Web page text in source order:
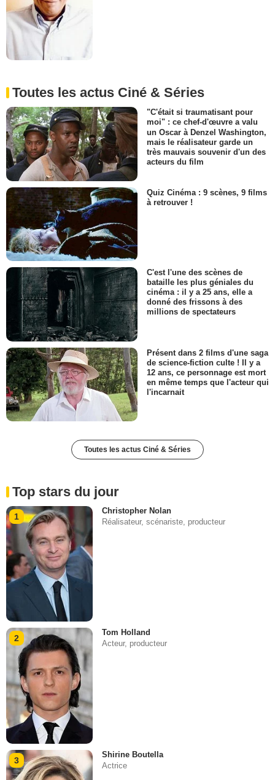
Toutes les actus Ciné & Séries
"C'était si traumatisant pour
moi" : ce chef-d'œuvre a valu
un Oscar à Denzel Washington,
mais le réalisateur garde un
très mauvais souvenir d'un des
acteurs du film
Quiz Cinéma : 9 scènes, 9 films
à retrouver !
C'est l'une des scènes de
bataille les plus géniales du
cinéma : il y a 25 ans, elle a
donné des frissons à des
millions de spectateurs
Présent dans 2 films d'une saga
de science-fiction culte ! Il y a
12 ans, ce personnage est mort
en même temps que l'acteur qui
l'incarnait
Toutes les actus Ciné & Séries
Top stars du jour
1
Christopher Nolan
Réalisateur, scénariste, producteur
2
Tom Holland
Acteur, producteur
3
Shirine Boutella
Actrice